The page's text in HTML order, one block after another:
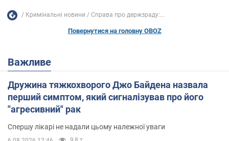
Кримінальні новини Справа про держзраду:...
Повернутися на головну OBOZ
Важливе
Дружина тяжкохворого Джо Байдена назвала
перший симптом, який сигналізував про його
"агресивний" рак
Спершу лікарі не надали цьому належної уваги